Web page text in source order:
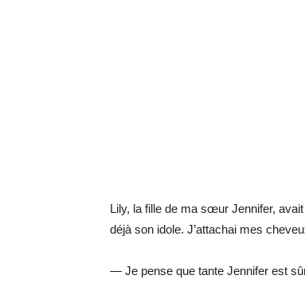
Lily, la fille de ma sœur Jennifer,
déjà son idole. J’attachai mes
— Je pense que tante Jennifer est